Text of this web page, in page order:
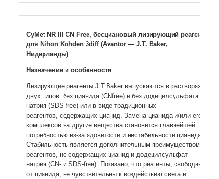
CyMet NR III CN Free, беcциановый лизирующий реагент
для Nihon Kohden 3diff (Avantor — J.T. Baker,
Нидерланды)
Назначение и особенности
Лизирующие реагенты J.T.Baker выпускаются в растворах
двух типов: без цианида (СNfree) и без додецилсульфата
натрия (SDS-free) или в виде традиционных
реагентов, содержащих цианид. Замена цианида и/или его
комплексов на другие вещества становится главнейшей
потребностью из-за ядовитости и нестабильности цианида.
Стабильность является дополнительным преимуществом
реагентов, не содержащих цианид и додецилсульфат
натрия (CN- и SDS-free). Показано, что реагенты, свободные
от цианида, не чувствительны к воздействию света и